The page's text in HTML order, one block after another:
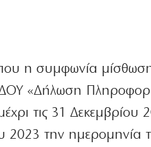
η συμφωνία
ΔΟΥ «Δήλωση
τις 31 Δεκεμβρίου
2023 την ημερομηνία